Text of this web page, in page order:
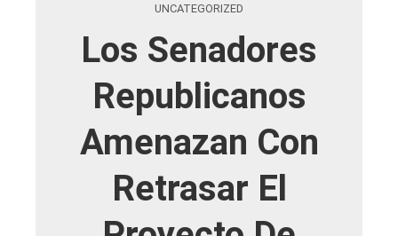
UNCATEGORIZED
Los Senadores
Republicanos
Amenazan Con
Retrasar El